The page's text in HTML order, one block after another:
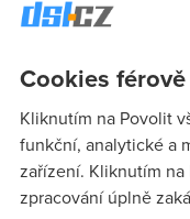
nejen ja,hlavou .
(25.5.2004
Odpověď jistě znáš
budeš mít mnohdy
Cookies
Kliknutím na Povolit
funkční, analytické a
zařízení. Kliknutím
zpracování úplně